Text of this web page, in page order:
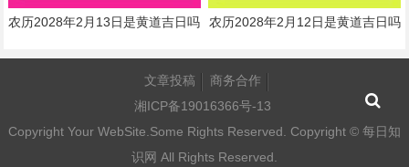
农历2028年2月13日是黄道吉日吗 农历2028年2月12日是黄道吉日吗
文章投稿
商务合作
湘ICP备19016366号-13
Copyright Your WebSite.Some Rights Reserved. Copyright © 每日知
识网 All Rights Reserved.